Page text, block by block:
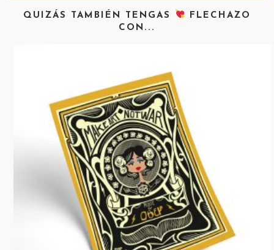
QUIZÁS TAMBIÉN TENGAS
FLECHAZO
CON...